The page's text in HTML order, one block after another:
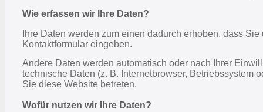
Wie erfassen wir Ihre Daten?
Ihre Daten werden zum einen dadurch erhoben, dass
Kontaktformular eingeben.
Andere Daten werden automatisch oder nach Ihrer
technische Daten (z. B. Internetbrowser, Betriebssystem
Sie diese Website betreten.
Wofür nutzen wir Ihre Daten?